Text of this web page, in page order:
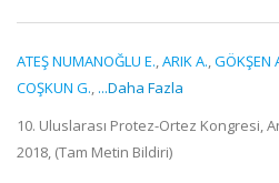
ATEŞ NUMANOĞLU E.,ARIK A.,GÖKŞEN
COŞKUN G., ...Daha Fazla
10. Uluslarası Protez-Ortez Kongresi,
2018, (Tam Metin Bildiri)